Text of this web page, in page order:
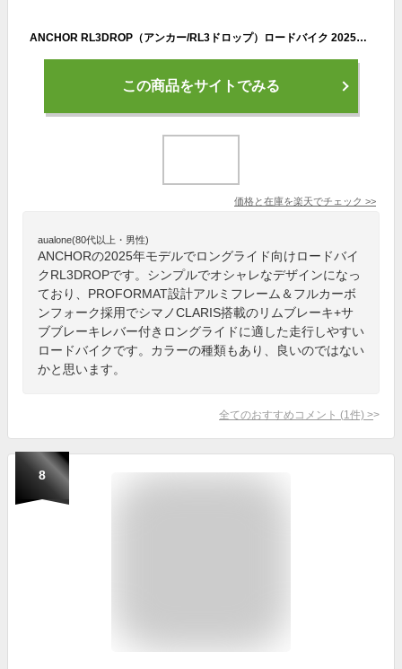
ANCHOR RL3DROP（アンカー/RL3ドロップ）ロードバイク 2025年モデル シマノCLARIS搭載 PROFORMAT設計 アルミフレーム カーボンフォーク サブブレーキレバー ロングライド向け
この商品をサイトでみる
価格と在庫を楽天でチェック >>
aualone(80代以上・男性)
ANCHORの2025年モデルでロングライド向けロードバイ
クRL3DROPです。シンプルでオシャレなデザインになっ
ており、PROFORMAT設計アルミフレーム＆フルカーボ
ンフォーク採用でシマノCLARIS搭載のリムブレーキ+サ
ブブレーキレバー付きロングライドに適した走行しやすい
ロードバイクです。カラーの種類もあり、良いのではない
かと思います。
全てのおすすめコメント (1 件) >
8